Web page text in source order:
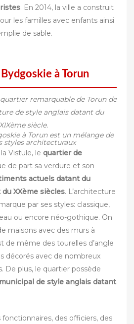
. En 2014, la ville a construit
les familles avec enfants ainsi
de sable.
à Torun
à Torun est un mélange de
styles architecturaux
Vistule, le quartier de
de part sa verdure et son
actuels datant du
XXème siècles. L’architecture
par ses styles: classique,
ou encore néo-gothique. On
maisons avec des murs à
de même des tourelles d’angle
décorés avec de nombreux
De plus, le quartier possède
de style anglais datant
des officiers, des